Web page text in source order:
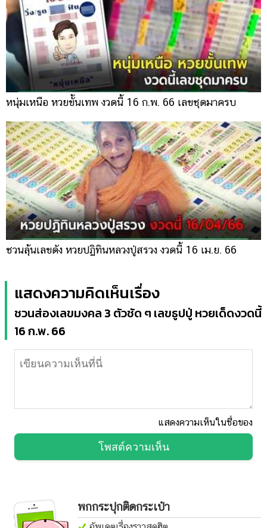
หนุ่มเหนือ หวยขั้นเทพ งวดนี้ 16 ก.พ. 66 เลขชุดมาครบ
ชวนลุ้นเลขดัง หวยปฏิทินหลวงปู่สรวง งวดนี้ 16 เม.ย. 66
แสดงความคิดเห็นเรื่อง
ชวนส่องเลขมงคล 3 ตัวชัด ๆ เลขธูปปู่ หวยเด็ดงวดนี้
16 ก.พ. 66
แสดงความเห็นในชื่อของ
โพสต์ความเห็น
พกกระปุกติดกระเป๋า